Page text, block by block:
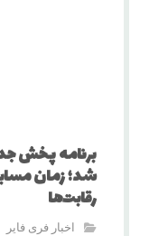
شد؛ زمان
رقابت‌ها
اخبار فری فایر